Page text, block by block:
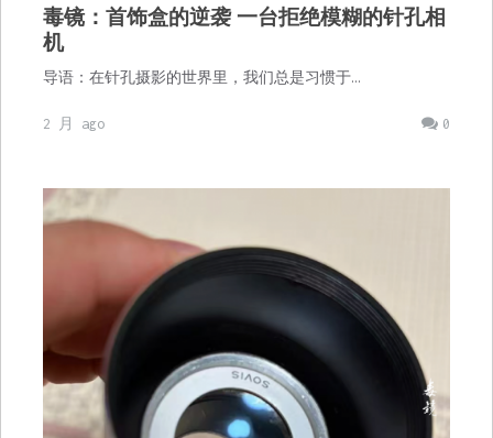
毒镜：首饰盒的逆袭 一台拒绝模糊的针孔相
机
导语：在针孔摄影的世界里，我们总是习惯于…
0
2 月 ago